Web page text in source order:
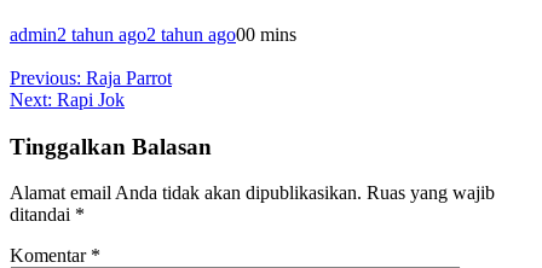
admin2 tahun ago2 tahun ago00 mins
Navigasi
pos
Previous: Raja Parrot
Next: Rapi Jok
Tinggalkan Balasan
Alamat email Anda tidak akan dipublikasikan. Ruas yang wajib
ditandai *
Komentar *